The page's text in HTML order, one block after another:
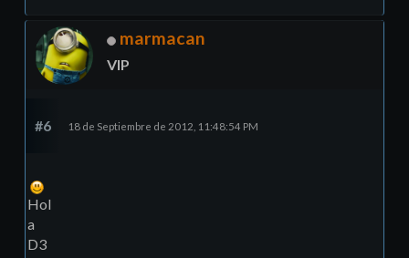
marmacan
VIP
#6 18 de Septiembre de 2012, 11:48:54 PM
Hol
a
D3